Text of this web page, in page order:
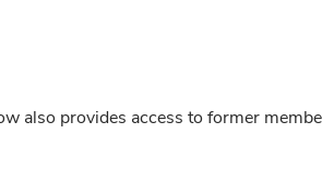
also provides access to former